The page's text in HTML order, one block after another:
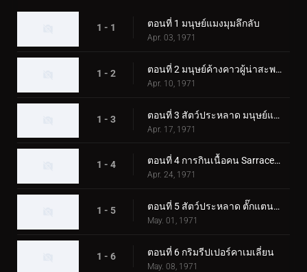
1 - 1 ตอนที่ 1 มนุษย์แมงมุมลึกลับ
Apr. 03, 1971
1 - 2 ตอนที่ 2 มนุษย์ค้างคาวผู้น่าสะพรึงกลัว
Apr. 10, 1971
1 - 3 ตอนที่ 3 สัตว์ประหลาด มนุษย์แมงป่อง
Apr. 17, 1971
1 - 4 ตอนที่ 4 การกินเนื้อคน Sarracenian
Apr. 24, 1971
1 - 5 ตอนที่ 5 สัตว์ประหลาด ตั๊กแตนตำข้าว
May. 01, 1971
1 - 6 ตอนที่ 6 กริมรีปเปอร์คาเมเลี่ยน
May. 08, 1971